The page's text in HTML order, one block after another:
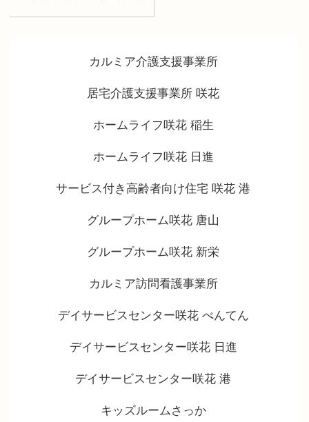
カルミア介護支援事業所
居宅介護支援事業所 咲花
ホームライフ咲花 稲生
ホームライフ咲花 日進
サービス付き高齢者向け住宅 咲花 港
グループホーム咲花 唐山
グループホーム咲花 新栄
カルミア訪問看護事業所
デイサービスセンター咲花 べんてん
デイサービスセンター咲花 日進
デイサービスセンター咲花 港
キッズルームさっか